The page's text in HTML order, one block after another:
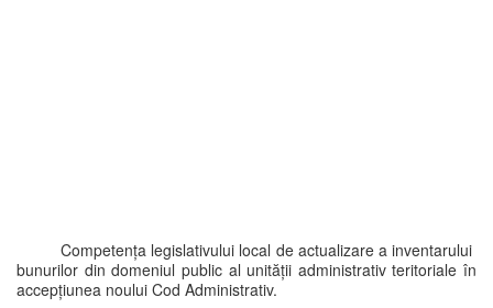
Competența legislativului local de actualizare a inventarului
bunurilor din domeniul public al unității administrativ teritoriale în
accepțiunea noului Cod Administrativ.